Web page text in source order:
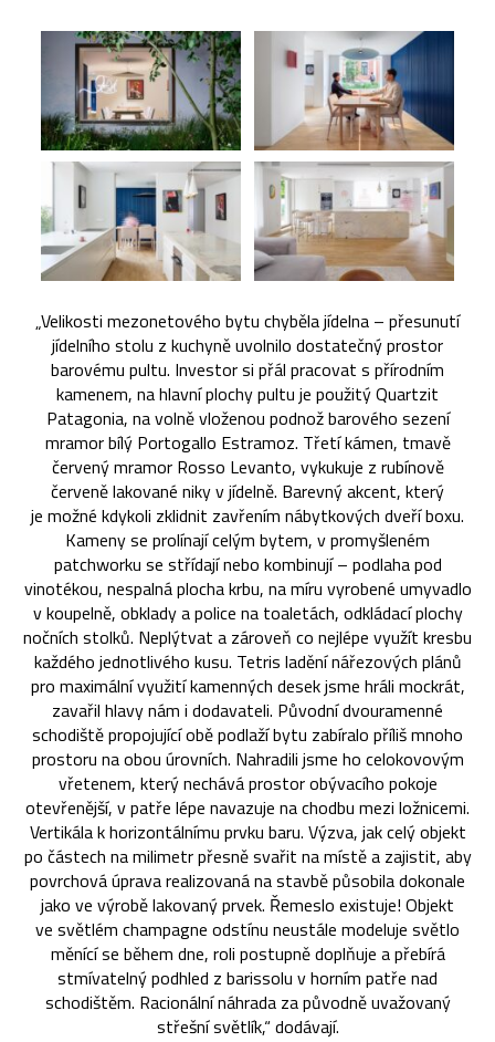
„Velikosti mezonetového bytu chyběla jídelna – přesunutí
jídelního stolu z kuchyně uvolnilo dostatečný prostor
barovému pultu. Investor si přál pracovat s přírodním
kamenem, na hlavní plochy pultu je použitý Quartzit
Patagonia, na volně vloženou podnož barového sezení
mramor bílý Portogallo Estramoz. Třetí kámen, tmavě
červený mramor Rosso Levanto, vykukuje z rubínově
červeně lakované niky v jídelně. Barevný akcent, který
je možné kdykoli zklidnit zavřením nábytkových dveří boxu.
Kameny se prolínají celým bytem, v promyšleném
patchworku se střídají nebo kombinují – podlaha pod
vinotékou, nespalná plocha krbu, na míru vyrobené umyvadlo
v koupelně, obklady a police na toaletách, odkládací plochy
nočních stolků. Neplýtvat a zároveň co nejlépe využít kresbu
každého jednotlivého kusu. Tetris ladění nářezových plánů
pro maximální využití kamenných desek jsme hráli mockrát,
zavařil hlavy nám i dodavateli. Původní dvouramenné
schodiště propojující obě podlaží bytu zabíralo příliš mnoho
prostoru na obou úrovních. Nahradili jsme ho celokovovým
vřetenem, který nechává prostor obývacího pokoje
otevřenější, v patře lépe navazuje na chodbu mezi ložnicemi.
Vertikála k horizontálnímu prvku baru. Výzva, jak celý objekt
po částech na milimetr přesně svařit na místě a zajistit, aby
povrchová úprava realizovaná na stavbě působila dokonale
jako ve výrobě lakovaný prvek. Řemeslo existuje! Objekt
ve světlém champagne odstínu neustále modeluje světlo
měnící se během dne, roli postupně doplňuje a přebírá
stmívatelný podhled z barissolu v horním patře nad
schodištěm. Racionální náhrada za původně uvažovaný
střešní světlík,“ dodávají.